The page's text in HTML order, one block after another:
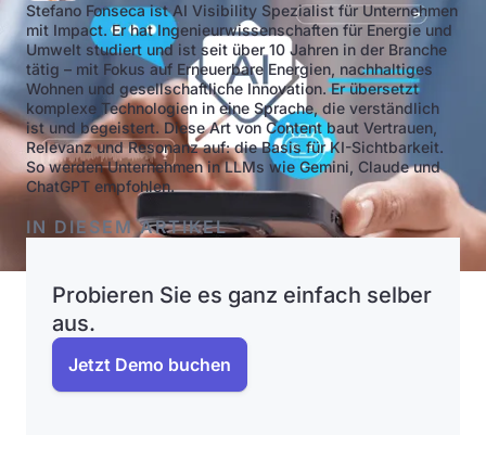
Stefano Fonseca ist AI Visibility Spezialist für Unternehmen
mit Impact. Er hat Ingenieurwissenschaften für Energie und
Umwelt studiert und ist seit über 10 Jahren in der Branche
tätig – mit Fokus auf Erneuerbare Energien, nachhaltiges
Wohnen und gesellschaftliche Innovation. Er übersetzt
komplexe Technologien in eine Sprache, die verständlich
ist und begeistert. Diese Art von Content baut Vertrauen,
Relevanz und Resonanz auf: die Basis für KI-Sichtbarkeit.
So werden Unternehmen in LLMs wie Gemini, Claude und
ChatGPT empfohlen.
IN DIESEM ARTIKEL
Probieren Sie es ganz einfach selber
aus.
Jetzt Demo buchen